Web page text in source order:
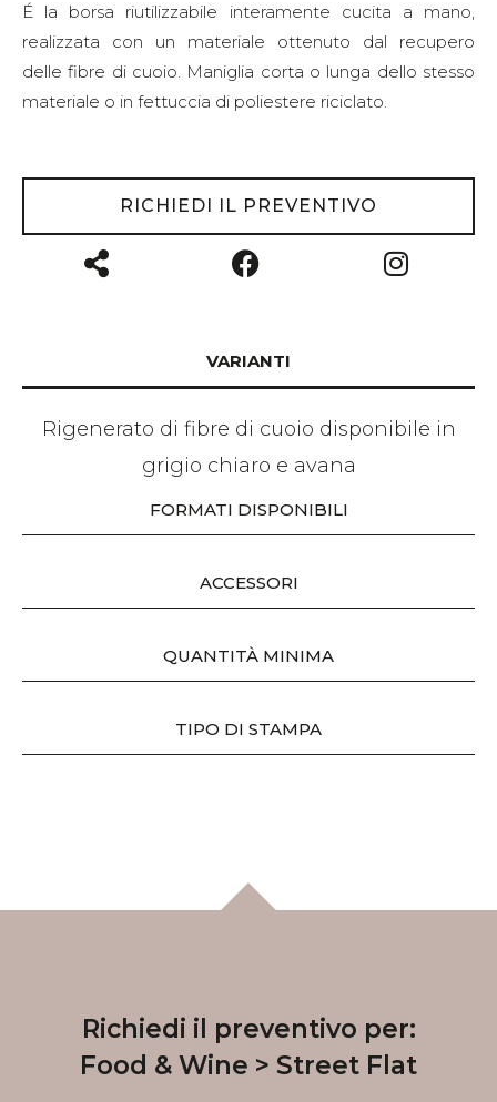
É la borsa riutilizzabile interamente cucita a mano,
realizzata con un materiale ottenuto dal recupero
delle fibre di cuoio. Maniglia corta o lunga dello stesso
materiale o in fettuccia di poliestere riciclato.
RICHIEDI IL PREVENTIVO
VARIANTI
Rigenerato di fibre di cuoio disponibile in
grigio chiaro e avana
FORMATI DISPONIBILI
ACCESSORI
QUANTITÀ MINIMA
TIPO DI STAMPA
Richiedi il preventivo per:
Food & Wine
Street Flat